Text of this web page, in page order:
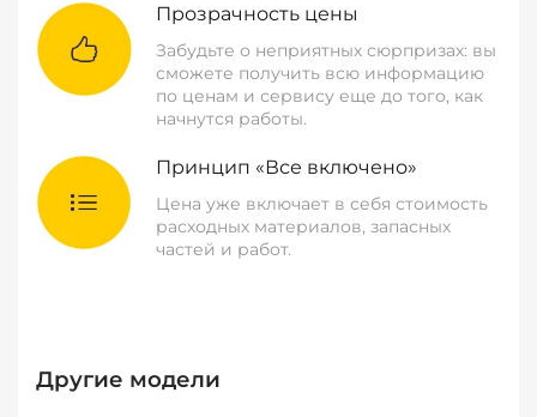
Прозрачность цены
Забудьте о неприятных сюрпризах: вы
сможете получить всю информацию
по ценам и сервису еще до того, как
начнутся работы.
Принцип «Все включено»
Цена уже включает в себя стоимость
расходных материалов, запасных
частей и работ.
Другие модели